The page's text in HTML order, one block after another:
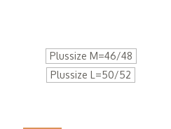
Plussize M=46/48
Plussize L=50/52